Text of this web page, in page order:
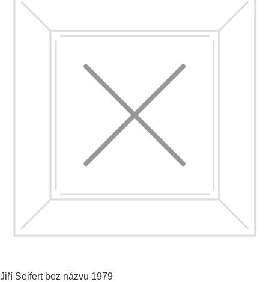
Jiří Seifert bez názvu 1979